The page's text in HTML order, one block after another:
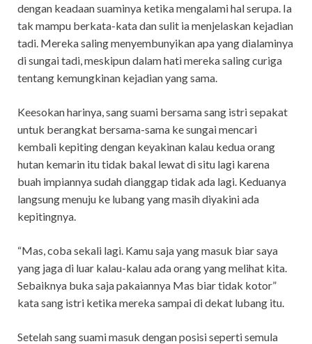
dengan keadaan suaminya ketika mengalami hal serupa. Ia
tak mampu berkata-kata dan sulit ia menjelaskan kejadian
tadi. Mereka saling menyembunyikan apa yang dialaminya
di sungai tadi, meskipun dalam hati mereka saling curiga
tentang kemungkinan kejadian yang sama.
Keesokan harinya, sang suami bersama sang istri sepakat
untuk berangkat bersama-sama ke sungai mencari
kembali kepiting dengan keyakinan kalau kedua orang
hutan kemarin itu tidak bakal lewat di situ lagi karena
buah impiannya sudah dianggap tidak ada lagi. Keduanya
langsung menuju ke lubang yang masih diyakini ada
kepitingnya.
“Mas, coba sekali lagi. Kamu saja yang masuk biar saya
yang jaga di luar kalau-kalau ada orang yang melihat kita.
Sebaiknya buka saja pakaiannya Mas biar tidak kotor”
kata sang istri ketika mereka sampai di dekat lubang itu.
Setelah sang suami masuk dengan posisi seperti semula